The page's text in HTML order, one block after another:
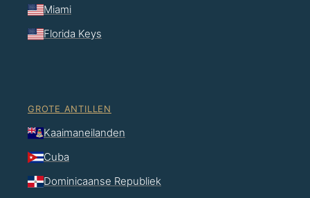
Miami
Florida Keys
GROTE ANTILLEN
Kaaimaneilanden
Cuba
Dominicaanse Republiek